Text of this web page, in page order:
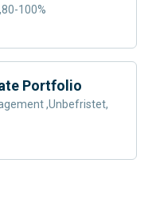
,80-100%
Portfolio
,Unbefristet,